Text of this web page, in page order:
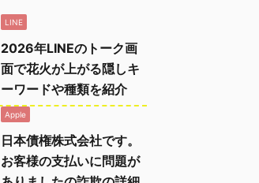
LINE
2026年LINEのトーク画
面で花火が上がる隠しキ
ーワードや種類を紹介
Apple
日本債権株式会社です。
お客様の支払いに問題が